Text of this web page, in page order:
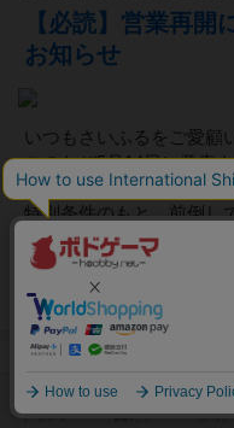
【必読】営業再開
お知らせ
いつもさいふるをご愛顧
このたび5月14日に発表
を受け、6月1日を予定し
特別条件のもと、前倒し
し引き続き感染拡大防止
なりますので、皆様に...
349
ページビュー
【重要なお知らせ